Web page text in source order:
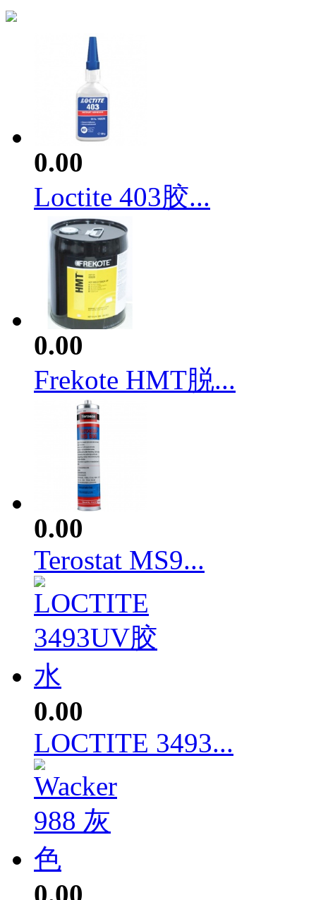
0.00
Loctite 403胶...
0.00
Frekote HMT脱...
0.00
Terostat MS9...
0.00
LOCTITE 3493...